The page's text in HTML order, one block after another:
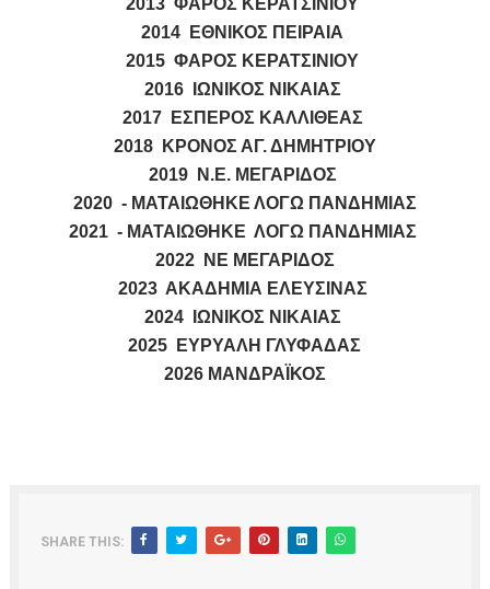
2013 ΦΑΡΟΣ ΚΕΡΑΤΣΙΝΙΟΥ
2014 ΕΘΝΙΚΟΣ ΠΕΙΡΑΙΑ
2015 ΦΑΡΟΣ ΚΕΡΑΤΣΙΝΙΟΥ
2016 ΙΩΝΙΚΟΣ ΝΙΚΑΙΑΣ
2017 ΕΣΠΕΡΟΣ ΚΑΛΛΙΘΕΑΣ
2018 ΚΡΟΝΟΣ ΑΓ. ΔΗΜΗΤΡΙΟΥ
2019 Ν.Ε. ΜΕΓΑΡΙΔΟΣ
2020 - MATAIΩΘΗΚΕ ΛΟΓΩ ΠΑΝΔΗΜΙΑΣ
2021 - ΜΑΤΑΙΩΘΗΚΕ ΛΟΓΩ ΠΑΝΔΗΜΙΑΣ
2022 ΝΕ ΜΕΓΑΡΙΔΟΣ
2023 ΑΚΑΔΗΜΙΑ ΕΛΕΥΣΙΝΑΣ
2024 ΙΩΝΙΚΟΣ ΝΙΚΑΙΑΣ
2025 ΕΥΡΥΑΛΗ ΓΛΥΦΑΔΑΣ
2026 ΜΑΝΔΡΑΪΚΟΣ
SHARE THIS: